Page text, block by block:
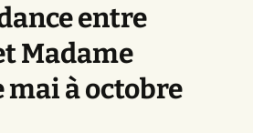
entre
Madame
à octobre